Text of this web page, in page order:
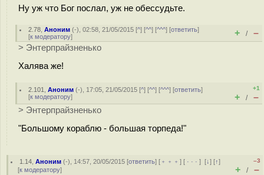
Ну уж что Бог послал, уж не обессудьте.
2.78 ,Аноним (-), 02:58, 21/05/2015 [^] [^^] [^^^] [ответить]
[к модератору] + / –
> Энтерпрайзненько
Халява же!
2.101 ,Аноним (-), 17:05, 21/05/2015 [^] [^^] [^^^] [ответить]
[к модератору]
+1
+ / –
> Энтерпрайзненько
"Большому кораблю - большая торпеда!"
1.14 ,Аноним (-), 14:57, 20/05/2015 [ответить] [ ﹢﹢﹢] [ · · ·][↓] [↑]
[к модератору]
–3
+ / –